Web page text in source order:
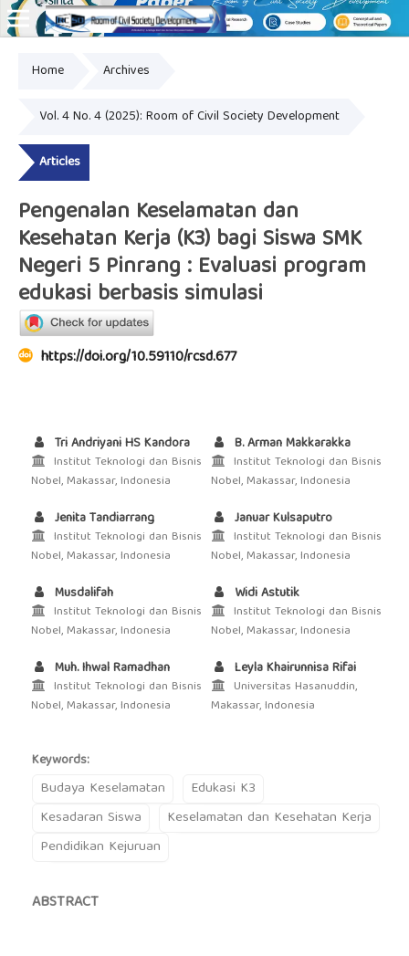
Home Archives
Vol. 4 No. 4 (2025): Room of Civil Society Development
Articles
Pengenalan Keselamatan dan
Kesehatan Kerja (K3) bagi Siswa SMK
Negeri 5 Pinrang : Evaluasi program
edukasi berbasis simulasi
https://doi.org/10.59110/rcsd.677
Tri Andriyani HS Kandora
Institut Teknologi dan Bisnis
Nobel, Makassar, Indonesia
B. Arman Makkarakka
Institut Teknologi dan Bisnis
Nobel, Makassar, Indonesia
Jenita Tandiarrang
Institut Teknologi dan Bisnis
Nobel, Makassar, Indonesia
Januar Kulsaputro
Institut Teknologi dan Bisnis
Nobel, Makassar, Indonesia
Musdalifah
Institut Teknologi dan Bisnis
Nobel, Makassar, Indonesia
Widi Astutik
Institut Teknologi dan Bisnis
Nobel, Makassar, Indonesia
Muh. Ihwal Ramadhan
Institut Teknologi dan Bisnis
Nobel, Makassar, Indonesia
Leyla Khairunnisa Rifai
Universitas Hasanuddin,
Makassar, Indonesia
Keywords:
Budaya Keselamatan
Edukasi K3
Kesadaran Siswa
Keselamatan dan Kesehatan Kerja
Pendidikan Kejuruan
ABSTRACT